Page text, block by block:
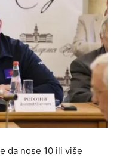
da nose 10 ili više